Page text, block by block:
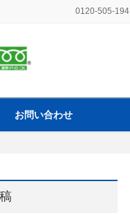
0120-505-194
お問い合わせ